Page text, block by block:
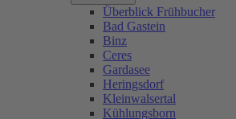
Überblick Frühbucher
Bad Gastein
Binz
Ceres
Gardasee
Heringsdorf
Kleinwalsertal
Kühlungsborn